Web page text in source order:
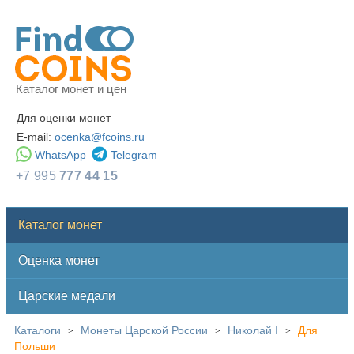
Каталог монет и цен
Для оценки монет
E-mail: ocenka@fcoins.ru
WhatsApp
Telegram
+7 995777 44 15
Каталог монет
Оценка монет
Царские медали
Каталоги > Монеты Царской России > Николай I >
Для
Польши